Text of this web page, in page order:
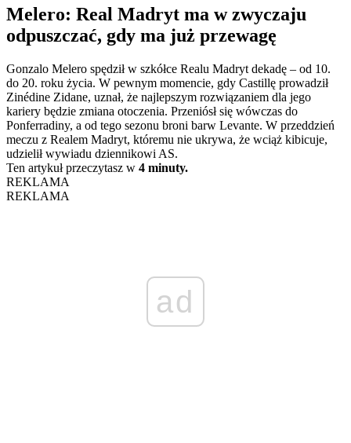
Melero: Real Madryt ma w zwyczaju
odpuszczać, gdy ma już przewagę
Gonzalo Melero spędził w szkółce Realu Madryt dekadę – od 10.
do 20. roku życia. W pewnym momencie, gdy Castillę prowadził
Zinédine Zidane, uznał, że najlepszym rozwiązaniem dla jego
kariery będzie zmiana otoczenia. Przeniósł się wówczas do
Ponferradiny, a od tego sezonu broni barw Levante. W przeddzień
meczu z Realem Madryt, któremu nie ukrywa, że wciąż kibicuje,
udzielił wywiadu dziennikowi AS.
Ten artykuł przeczytasz w 4 minuty.
REKLAMA
REKLAMA
ad